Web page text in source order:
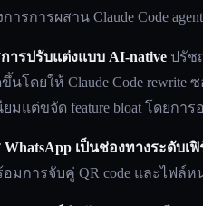
ารการผสาน Claude Code
ารปรับแต่งแบบ AI-native ปรัช
นโดยให้ Claude Code
มแต่ขจัด feature bloat โดยกา
เป็นช่องทางระดับเ
มการจับคู่ QR code และไฟล์